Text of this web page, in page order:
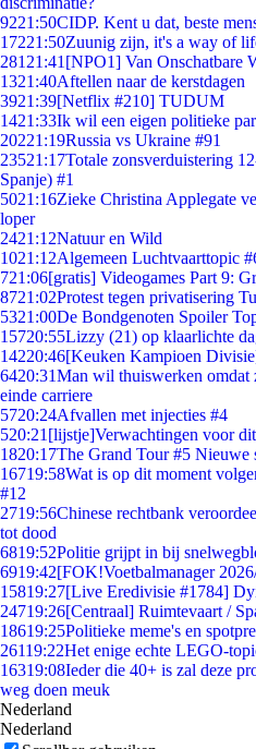
9221:50CIDP. Kent u dat, beste
17221:50Zuunig zijn, it's a way of
281 21:41 [NPO1] Van Onschatbare
1321:40Aftellen naar de kerstdagen
3921:39[Netflix #210] TUDUM
1421:33Ik wil een eigen politieke
20221:19Russia vs Ukraine #91
23521:17Totale zonsverduistering
Spanje) #1
5021:16Zieke Christina Applegate
loper
2421:12Natuur en Wild
1021:12Algemeen Luchtvaarttopic
721:06[gratis] Videogames Part 9:
8721:02Protest tegen privatisering
5321:00De Bondgenoten Spoiler
15720:55Lizzy (21) op klaarlichte
14220:46[Keuken Kampioen
6420:31Man wil thuiswerken omdat
einde carriere
5720:24Afvallen met injecties #4
520:21 [lijstje]Verwachtingen voor
1820:17The Grand Tour #5 Nieuwe
16719:58Wat is op dit moment
#12
2719:56Chinese rechtbank
tot dood
6819:52Politie grijpt in bij
6919:42[FOK!Voetbalmanager
15819:27[Live Eredivisie #1784]
24719:26[Centraal] Ruimtevaart /
18619:25Politieke meme's en
26119:22Het enige echte LEGO-
16319:08Ieder die 40+ is zal deze
weg doen meuk
Nederland
Nederland